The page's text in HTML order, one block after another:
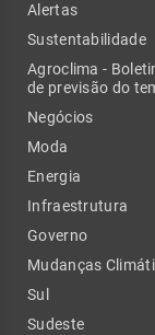
Alertas
Sustentabilidade
Agroclima -
de previsão do
Negócios
Moda
Energia
Infraestrutura
Governo
Mudanças
Sul
Sudeste